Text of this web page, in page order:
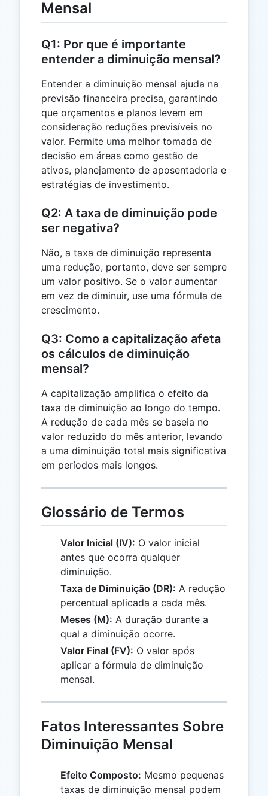
Mensal
Q1: Por que é importante
entender a diminuição mensal?
Entender a diminuição mensal ajuda na
previsão financeira precisa, garantindo
que orçamentos e planos levem em
consideração reduções previsíveis no
valor. Permite uma melhor tomada de
decisão em áreas como gestão de
ativos, planejamento de aposentadoria e
estratégias de investimento.
Q2: A taxa de diminuição pode
ser negativa?
Não, a taxa de diminuição representa
uma redução, portanto, deve ser sempre
um valor positivo. Se o valor aumentar
em vez de diminuir, use uma fórmula de
crescimento.
Q3: Como a capitalização afeta
os cálculos de diminuição
mensal?
A capitalização amplifica o efeito da
taxa de diminuição ao longo do tempo.
A redução de cada mês se baseia no
valor reduzido do mês anterior, levando
a uma diminuição total mais significativa
em períodos mais longos.
Glossário de Termos
Valor Inicial (IV): O valor inicial
antes que ocorra qualquer
diminuição.
Taxa de Diminuição (DR): A redução
percentual aplicada a cada mês.
Meses (M): A duração durante a
qual a diminuição ocorre.
Valor Final (FV): O valor após
aplicar a fórmula de diminuição
mensal.
Fatos Interessantes Sobre
Diminuição Mensal
Efeito Composto: Mesmo pequenas
taxas de diminuição mensal podem